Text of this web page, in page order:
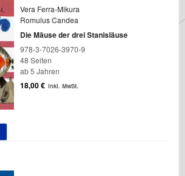
Vera Ferra-Mikura
Romulus Candea
Die Mäuse der drei Stanisläuse
978-3-7026-3970-9
48 Seiten
ab 5 Jahren
18,00€ inkl. MwSt.